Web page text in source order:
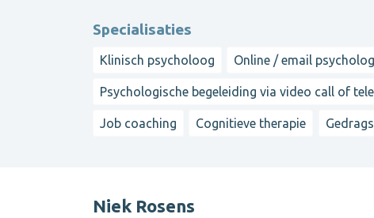
Specialisaties
Klinisch psycholoog Online / email
Psychologische begeleiding via video call of
Job coaching Cognitieve therapie
Niek Rosens